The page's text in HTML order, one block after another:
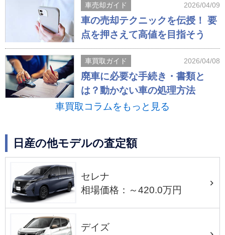
車売却ガイド 2026/04/09
車の売却テクニックを伝授！ 要
点を押さえて高値を目指そう
車買取ガイド 2026/04/08
廃車に必要な手続き・書類と
は？動かない車の処理方法
車買取コラムをもっと見る
日産の他モデルの査定額
セレナ
相場価格：～420.0万円
デイズ